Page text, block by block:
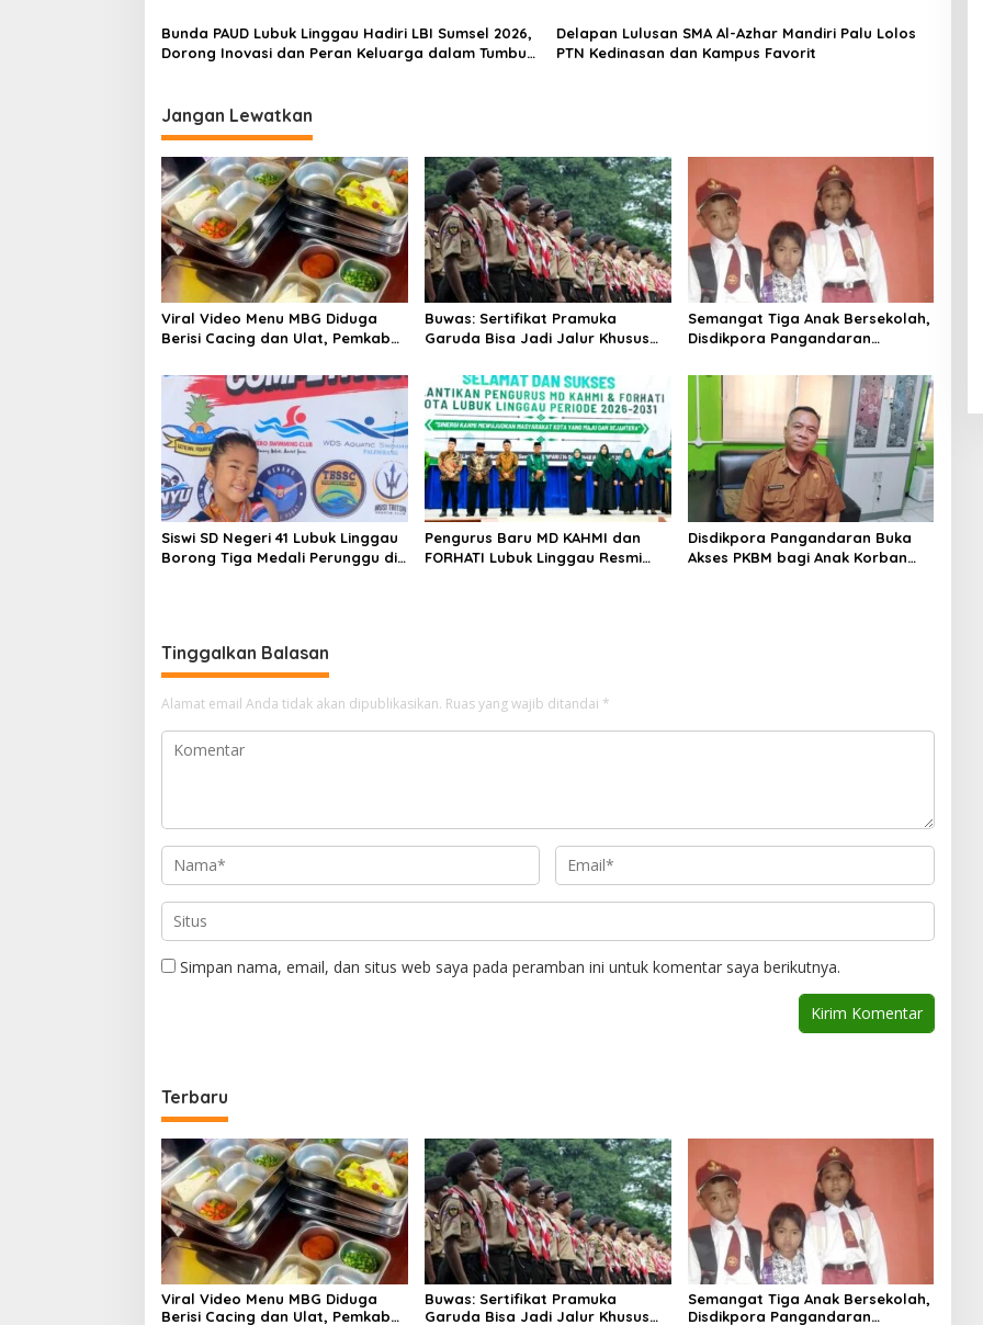
Bunda PAUD Lubuk Linggau Hadiri LBI Sumsel 2026,
Dorong Inovasi dan Peran Keluarga dalam Tumbuh
Delapan Lulusan SMA Al-Azhar Mandiri Palu Lolos
PTN Kedinasan dan Kampus Favorit
Jangan Lewatkan
Viral Video Menu MBG Diduga
Berisi Cacing dan Ulat, Pemkab
Buwas: Sertifikat Pramuka
Garuda Bisa Jadi Jalur Khusus
Tinggi
Semangat Tiga Anak Bersekolah,
Disdikpora Pangandaran
Terpenuhi
Siswi SD Negeri 41 Lubuk Linggau
Borong Tiga Medali Perunggu di
Pengurus Baru MD KAHMI dan
FORHATI Lubuk Linggau Resmi
Disdikpora Pangandaran Buka
Akses PKBM bagi Anak Korban
Tinggalkan Balasan
Alamat email Anda tidak akan dipublikasikan. Ruas yang wajib ditandai *
Simpan nama, email, dan situs web saya pada peramban ini untuk komentar saya berikutnya.
Terbaru
Viral Video Menu MBG Diduga
Berisi Cacing dan Ulat, Pemkab
Buwas: Sertifikat Pramuka
Garuda Bisa Jadi Jalur Khusus
Semangat Tiga Anak Bersekolah,
Disdikpora Pangandaran